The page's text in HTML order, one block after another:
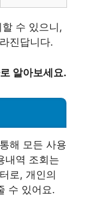
수 있으니,
진답니다.
알아보세요.
해 모든 사용
내역 조회는
로, 개인의
수 있어요.